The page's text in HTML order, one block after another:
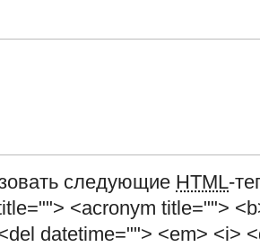
следующие HTML-
<acronym title="">
datetime=""> <em> <i>